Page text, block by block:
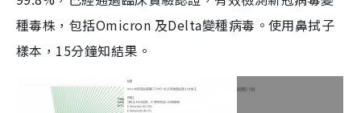
種毒株，包括Omicron 及Delta變種病毒。使用鼻拭子
樣本，15分鐘知結果。